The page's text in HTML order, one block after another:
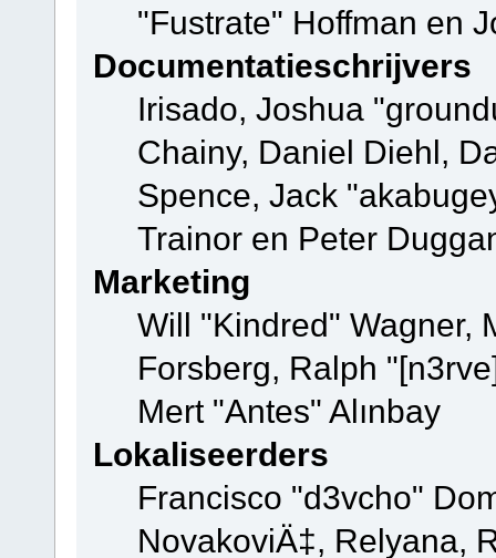
"Fustrate" Hoffman en
Documentatieschrijvers
Irisado, Joshua
Chainy, Daniel Diehl,
Spence, Jack
Trainor en Peter
Marketing
Will "Kindred" Wagner,
Forsberg, Ralph
Mert "Antes" Alınbay
Lokaliseerders
Francisco "d3vcho"
NovakoviÄ‡, Relyana,